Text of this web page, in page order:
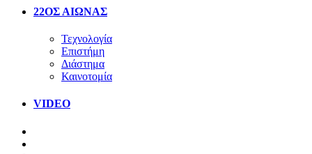
22ΟΣ ΑΙΩΝΑΣ
Τεχνολογία
Επιστήμη
Διάστημα
Καινοτομία
VIDEO